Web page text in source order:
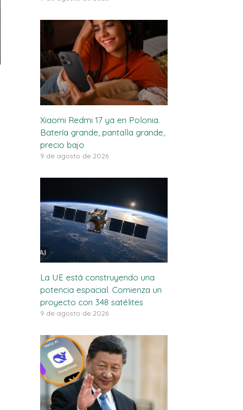
Xiaomi Redmi 17 ya en Polonia.
Batería grande, pantalla grande,
precio bajo
9 de agosto de 2026
La UE está construyendo una
potencia espacial. Comienza un
proyecto con 348 satélites
9 de agosto de 2026